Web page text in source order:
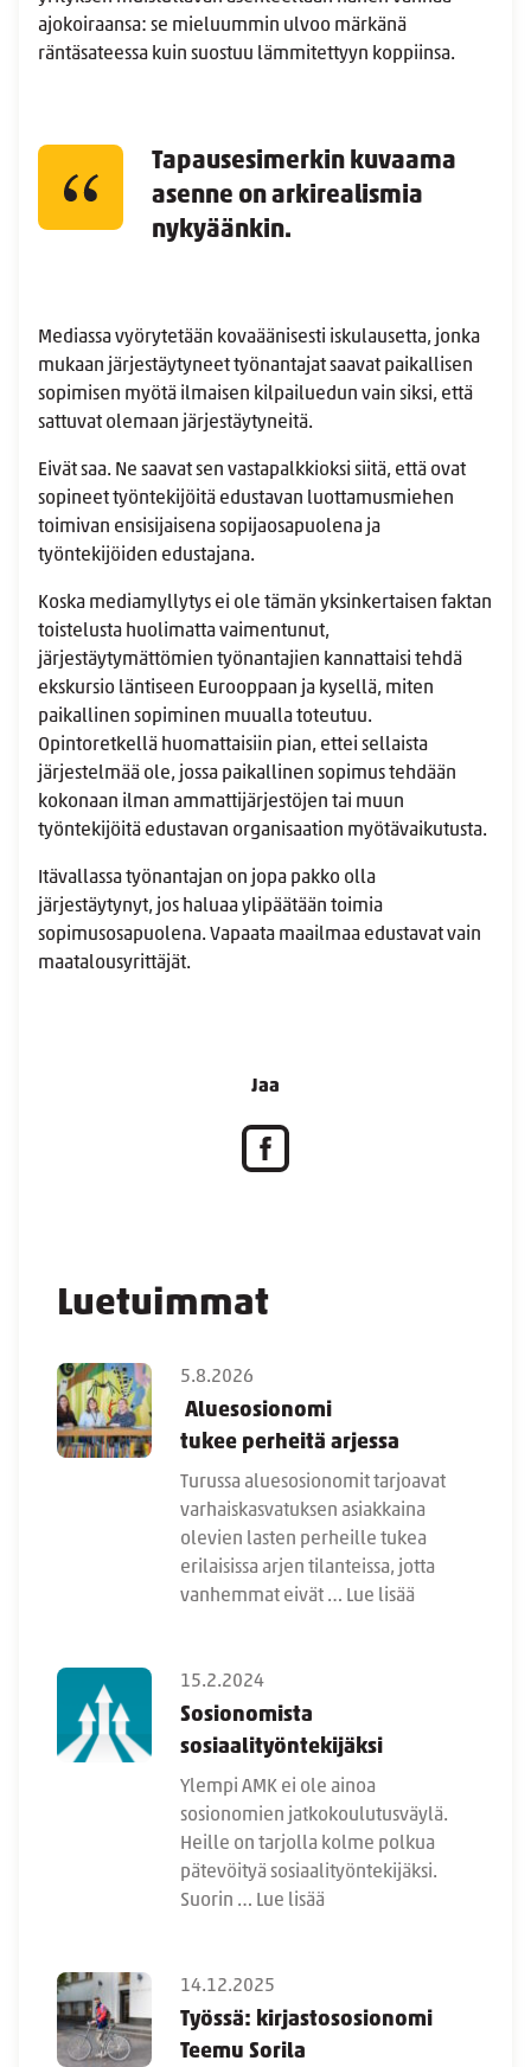
Luetuimmat
5.8.2026
Aluesosionomi
tukee perheitä arjessa
Turussa aluesosionomit tarjoavat
varhaiskasvatuksen asiakkaina
olevien lasten perheille tukea
erilaisissa arjen tilanteissa, jotta
vanhemmat eivät … Lue lisää
15.2.2024
Sosionomista
sosiaalityöntekijäksi
Ylempi AMK ei ole ainoa
sosionomien jatkokoulutusväylä.
Heille on tarjolla kolme polkua
pätevöityä sosiaalityöntekijäksi.
Suorin … Lue lisää
14.12.2025
Työssä: kirjastososionomi
Teemu Sorila
ajokoiraansa: se mieluummin ulvoo märkänä
räntäsateessa kuin suostuu lämmitettyyn koppiinsa.
Tapausesimerkin kuvaama
asenne on arkirealismia
nykyäänkin.
Mediassa vyörytetään kovaäänisesti iskulausetta, jonka
mukaan järjestäytyneet työnantajat saavat paikallisen
sopimisen myötä ilmaisen kilpailuedun vain siksi, että
sattuvat olemaan järjestäytyneitä.
Eivät saa. Ne saavat sen vastapalkkioksi siitä, että ovat
sopineet työntekijöitä edustavan luottamusmiehen
toimivan ensisijaisena sopijaosapuolena ja
työntekijöiden edustajana.
Koska mediamyllytys ei ole tämän yksinkertaisen faktan
toistelusta huolimatta vaimentunut,
järjestäytymättömien työnantajien kannattaisi tehdä
ekskursio läntiseen Eurooppaan ja kysellä, miten
paikallinen sopiminen muualla toteutuu.
Opintoretkellä huomattaisiin pian, ettei sellaista
järjestelmää ole, jossa paikallinen sopimus tehdään
kokonaan ilman ammattijärjestöjen tai muun
työntekijöitä edustavan organisaation myötävaikutusta.
Itävallassa työnantajan on jopa pakko olla
järjestäytynyt, jos haluaa ylipäätään toimia
sopimusosapuolena. Vapaata maailmaa edustavat vain
maatalousyrittäjät.
Jaa